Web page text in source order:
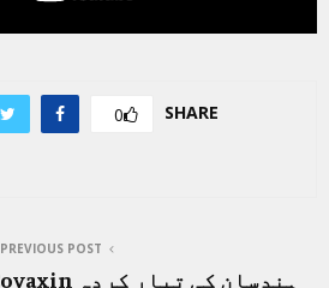
SHARE
0
PREVIOUS POST